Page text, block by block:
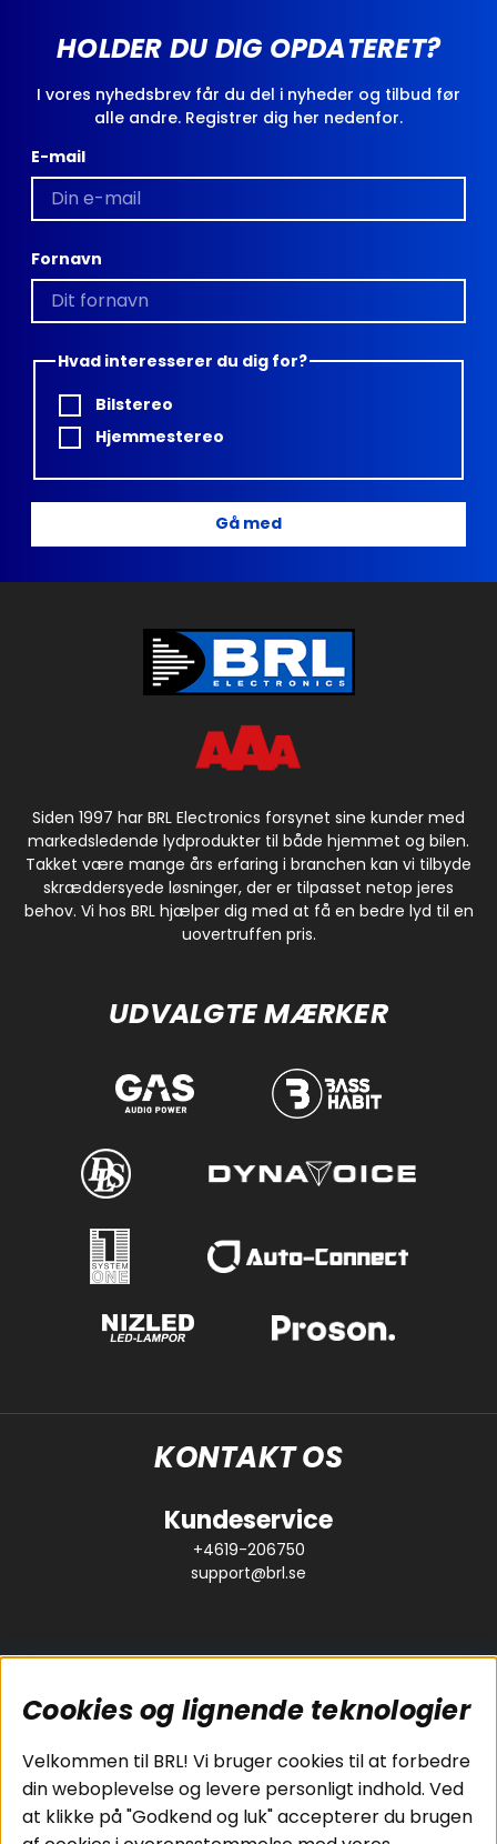
HOLDER DU DIG OPDATERET?
I vores nyhedsbrev får du del i nyheder og tilbud før
alle andre. Registrer dig her nedenfor.
E-mail
Fornavn
Hvad interesserer du dig for?
Bilstereo
Hjemmestereo
Gå med
Siden 1997 har BRL Electronics forsynet sine kunder med
markedsledende lydprodukter til både hjemmet og bilen.
Takket være mange års erfaring i branchen kan vi tilbyde
skræddersyede løsninger, der er tilpasset netop jeres
behov. Vi hos BRL hjælper dig med at få en bedre lyd til en
uovertruffen pris.
UDVALGTE MÆRKER
KONTAKT OS
Kundeservice
+4619-206750
support@brl.se
Populære sider
Pakkeløsninger
Bilstereo
Højttalere
Kundeservice
Cookies
Handelsbetingelser
Personvernpolicy
Cookies og lignende teknologier
Velkommen til BRL! Vi bruger cookies til at forbedre
din weboplevelse og levere personligt indhold. Ved
at klikke på "Godkend og luk" accepterer du brugen